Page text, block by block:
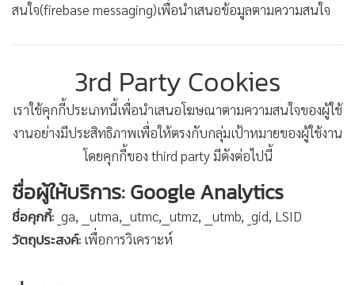
สนใจ(firebase messaging)เพื่อนำเสนอข้อมูลตามความสนใจ
3rd Party Cookies
เราใช้คุกกี้ประเภทนี้เพื่อนำเสนอโฆษณาตามความสนใจของผู้ใช้
งานอย่างมีประสิทธิภาพเพื่อให้ตรงกับกลุ่มเป้าหมายของผู้ใช้งาน
โดยคุกกี้ของ third party มีดังต่อไปนี้
ชื่อผู้ให้บริการ: Google Analytics
ชื่อคุกกี้: _ga, __utma,__utmc,__utmz, __utmb, _gid, LSID
วัตถุประสงค์: เพื่อการวิเคราะห์